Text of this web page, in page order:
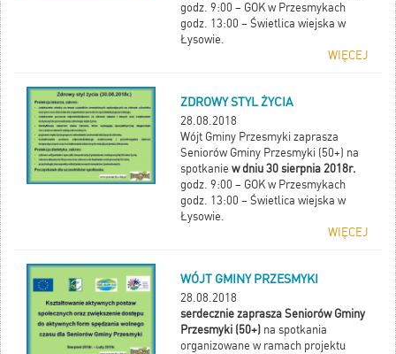
godz. 9:00 – GOK w Przesmykach
godz. 13:00 – Świetlica wiejska w
Łysowie.
WIĘCEJ
ZDROWY STYL ŻYCIA
28.08.2018
Wójt Gminy Przesmyki zaprasza
Seniorów Gminy Przesmyki (50+) na
spotkaniew dniu 30 sierpnia 2018r.
godz. 9:00 – GOK w Przesmykach
godz. 13:00 – Świetlica wiejska w
Łysowie.
WIĘCEJ
WÓJT GMINY PRZESMYKI
28.08.2018
serdecznie zaprasza Seniorów Gminy
Przesmyki (50+) na spotkania
organizowane w ramach projektu